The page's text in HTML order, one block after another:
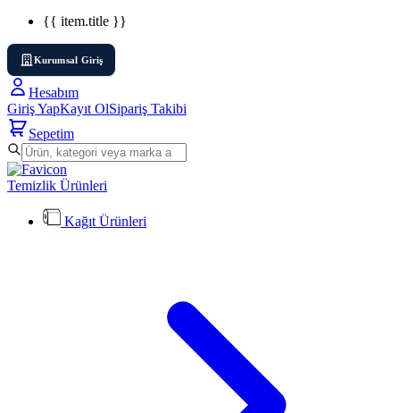
{{ item.title }}
Kurumsal Giriş
Hesabım
Giriş YapKayıt OlSipariş Takibi
Sepetim
Temizlik Ürünleri
Kağıt Ürünleri